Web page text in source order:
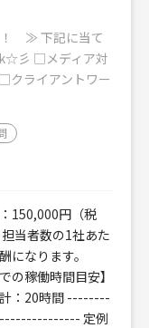
≫ 下記に当て
彡 □メディア対
クライアントワー
150,000円（税
当者数の1社あた
になります。
の稼働時間目安】
：20時間 --------
定例